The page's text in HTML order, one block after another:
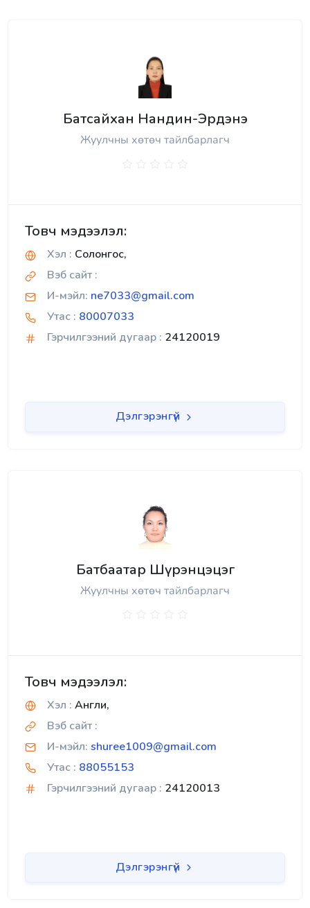
Батсайхан Нандин-Эрдэнэ
Жуулчны хөтөч тайлбарлагч
Товч мэдээлэл:
Хэл : Солонгос,
Вэб сайт :
И-мэйл: ne7033@gmail.com
Утас : 80007033
Гэрчилгээний дугаар : 24120019
Дэлгэрэнгүй
Батбаатар Шүрэнцэцэг
Жуулчны хөтөч тайлбарлагч
Товч мэдээлэл:
Хэл : Англи,
Вэб сайт :
И-мэйл: shuree1009@gmail.com
Утас : 88055153
Гэрчилгээний дугаар : 24120013
Дэлгэрэнгүй